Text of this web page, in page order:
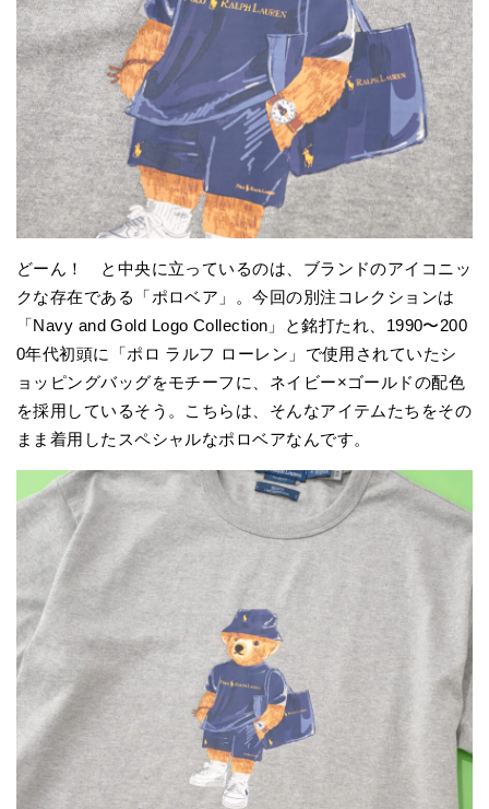
どーん！ と中央に立っているのは、ブランドのアイコニッ
クな存在である「ポロベア」。今回の別注コレクションは
「Navy and Gold Logo Collection」と銘打たれ、1990〜200
0年代初頭に「ポロ ラルフ ローレン」で使用されていたシ
ョッピングバッグをモチーフに、ネイビー×ゴールドの配色
を採用しているそう。こちらは、そんなアイテムたちをその
まま着用したスペシャルなポロベアなんです。